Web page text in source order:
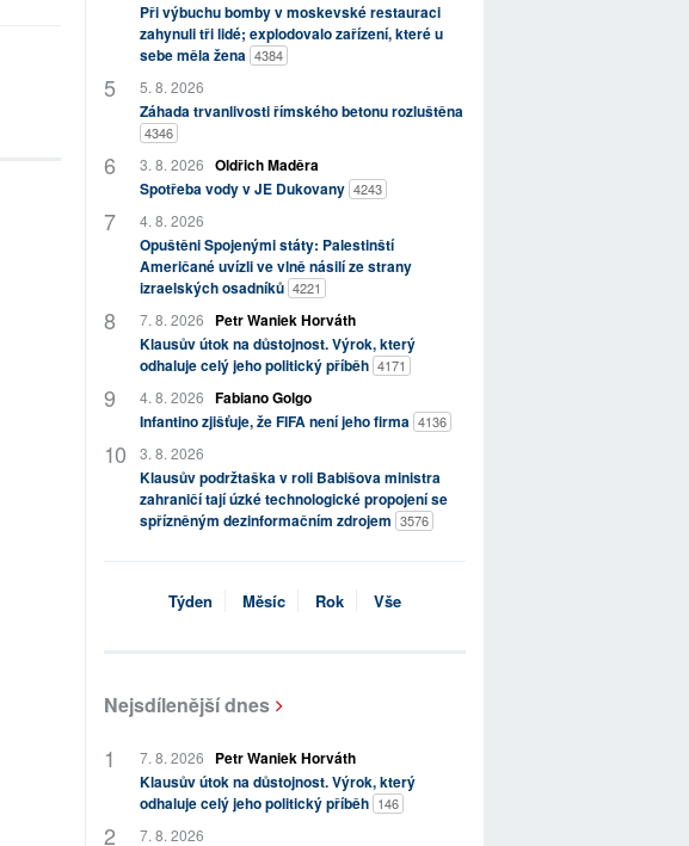
Při výbuchu bomby v moskevské restauraci
zahynuli tři lidé; explodovalo zařízení, které u
sebe měla žena 4384
5. 8. 2026
Záhada trvanlivosti římského betonu rozluštěna
4346
3. 8. 2026 Oldřich Maděra
Spotřeba vody v JE Dukovany 4243
4. 8. 2026
Opuštěni Spojenými státy: Palestinští
Američané uvízli ve vlně násilí ze strany
izraelských osadníků 4221
7. 8. 2026
Petr Waniek Horváth
Klausův útok na důstojnost. Výrok, který
odhaluje celý jeho politický příběh 4171
4. 8. 2026 Fabiano Golgo
Infantino zjišťuje, že FIFA není jeho firma 4136
3. 8. 2026
Klausův podržtaška v roli Babišova ministra
zahraničí tají úzké technologické propojení se
spřízněným dezinformačním zdrojem 3576
Týden Měsíc Rok Vše
Nejsdílenější dnes
7. 8. 2026
Petr Waniek Horváth
Klausův útok na důstojnost. Výrok, který
odhaluje celý jeho politický příběh 146
7. 8. 2026